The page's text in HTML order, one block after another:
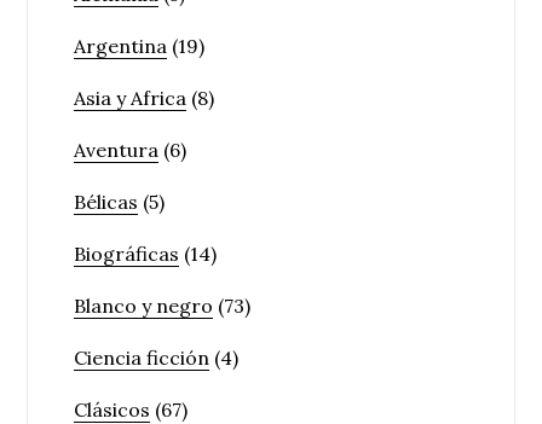
Argentina (19)
Asia y Africa (8)
Aventura (6)
Bélicas (5)
Biográficas (14)
Blanco y negro (73)
Ciencia ficción (4)
Clásicos (67)